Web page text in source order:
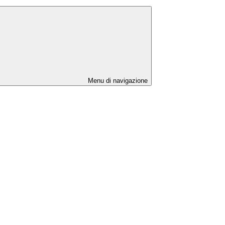
Menu di navigazione